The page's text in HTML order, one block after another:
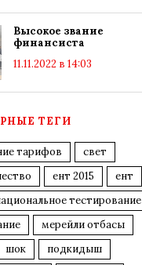
Высокое звание
финансиста
11.11.2022 в 14:03
ТЕГИ
тарифов
свет
ент 2015
ент
тестирование
мерейли отбасы
шок подкидыш